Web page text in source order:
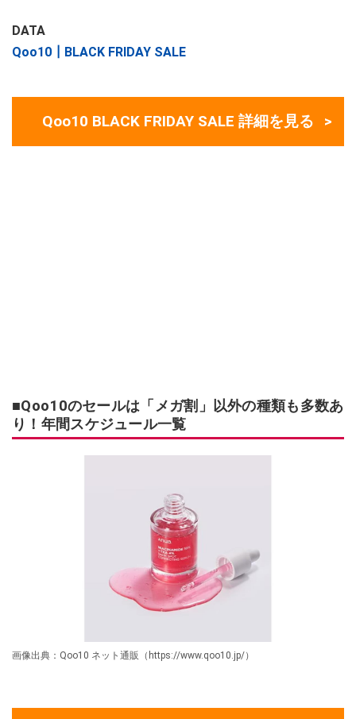
DATA
Qoo10┃BLACK FRIDAY SALE
Qoo10 BLACK FRIDAY SALE 詳細を見る
■Qoo10のセールは「メガ割」以外の種類も多数あ
り！年間スケジュール一覧
画像出典：Qoo10 ネット通販（https://www.qoo10.jp/）